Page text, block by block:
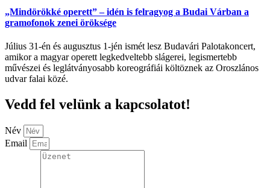
„Mindörökké operett” – idén is felragyog a Budai Várban a
gramofonok zenei öröksége
Július 31-én és augusztus 1-jén ismét lesz Budavári Palotakoncert,
amikor a magyar operett legkedveltebb slágerei, legismertebb
művészei és leglátványosabb koreográfiái költöznek az Oroszlános
udvar falai közé.
Vedd fel velünk a kapcsolatot!
Név
Email